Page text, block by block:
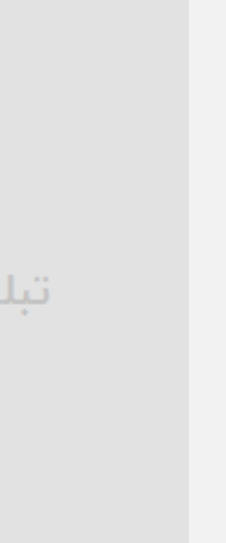
ترجیح عقلانیت ایرانی بر